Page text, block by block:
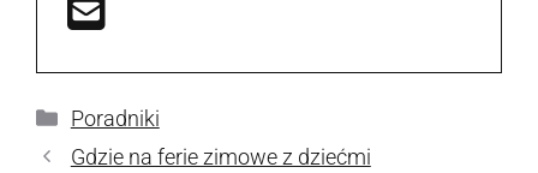
Kategorie
Poradniki
Gdzie na ferie zimowe z dziećmi